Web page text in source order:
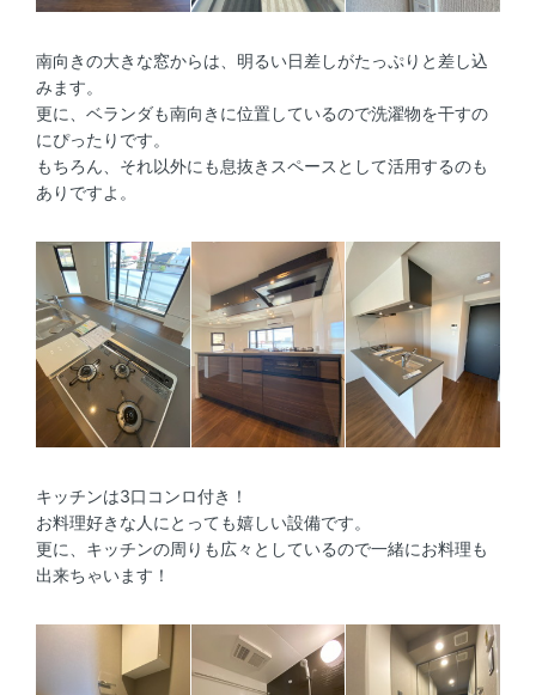
南向きの大きな窓からは、明るい日差しがたっぷりと差し込
みます。
更に、ベランダも南向きに位置しているので洗濯物を干すの
にぴったりです。
もちろん、それ以外にも息抜きスペースとして活用するのも
ありですよ。
キッチンは3口コンロ付き！
お料理好きな人にとっても嬉しい設備です。
更に、キッチンの周りも広々としているので一緒にお料理も
出来ちゃいます！